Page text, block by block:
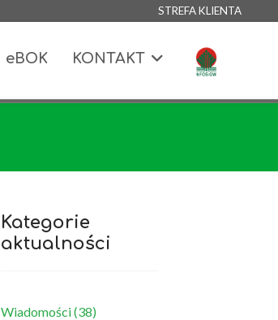
STREFA KLIENTA
eBOK KONTAKT
Kategorie
aktualności
Wiadomości(38)